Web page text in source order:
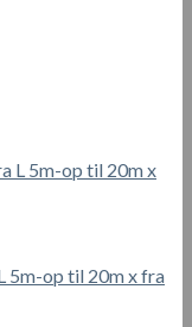
5m-op til 20m x fra